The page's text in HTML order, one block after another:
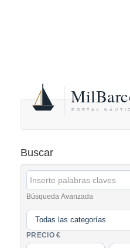
Buscar
Búsqueda Avanzada
PRECIO €